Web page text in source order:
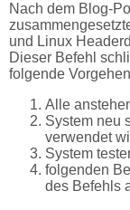
Nach dem Blog-
und Linux
Dieser Befehl
folgende
Alle
System neu
verwendet
System
folgenden
des Befehls